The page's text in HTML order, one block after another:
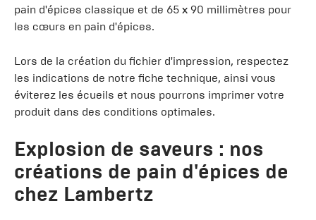
pain d'épices classique et de 65 x 90 millimètres pour
les cœurs en pain d'épices.
Lors de la création du fichier d'impression, respectez
les indications de notre fiche technique, ainsi vous
éviterez les écueils et nous pourrons imprimer votre
produit dans des conditions optimales.
Explosion de saveurs : nos
créations de pain d'épices de
chez Lambertz